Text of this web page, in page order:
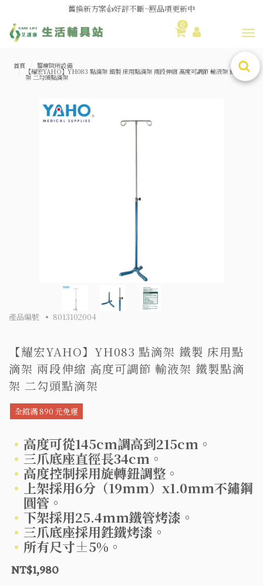
舊換新方案👍好評不斷~🆕品項更新中
😆備餐原來可以這麼輕鬆🎌KEWPIE介護食🍱營養均衡
0
首頁 醫療院所設備
【耀宏YAHO】YH083 點滴架 鐵製 床用點滴架 兩段伸縮 高度可調節 輸液架 鐵製點滴
架 二勾頭點滴架
產品編號 8013102004
【耀宏YAHO】YH083 點滴架 鐵製 床用點
滴架 兩段伸縮 高度可調節 輸液架 鐵製點滴
架 二勾頭點滴架
全館滿 890 元免運
高度可從145cm調高到215cm。
三爪底座直徑長34cm。
高度控制採用旋轉鈕調整。
上架採用6分（19mm）x1.0mm不鏽鋼
圓管。
下架採用25.4mm鐵管烤漆。
三爪底座採用鉎鐵烤漆。
所有尺寸±5%。
NT$1,980